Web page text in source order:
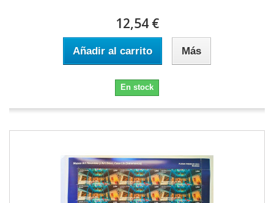
12,54 €
Añadir al carrito Más
En stock